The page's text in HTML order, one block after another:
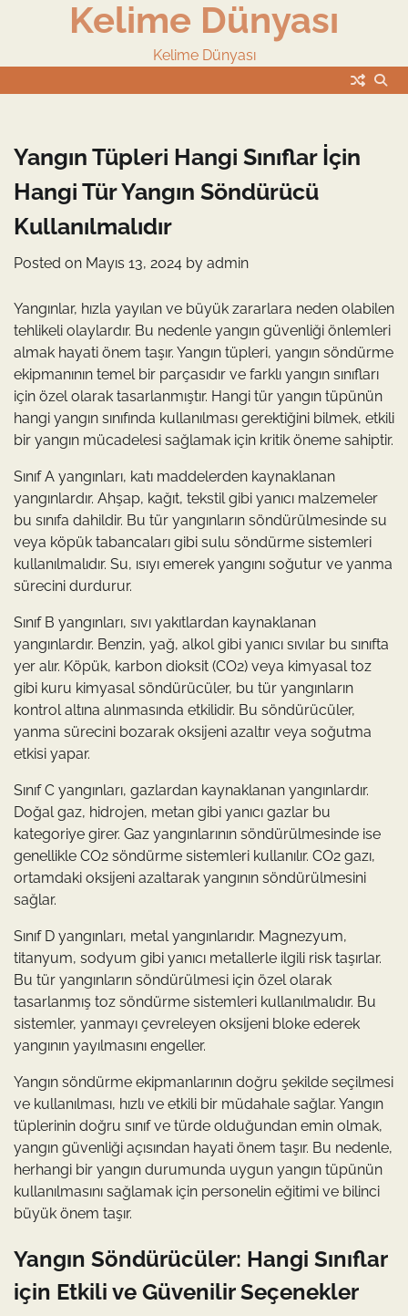
Kelime Dünyası
Kelime Dünyası
Yangın Tüpleri Hangi Sınıflar İçin
Hangi Tür Yangın Söndürücü
Kullanılmalıdır
Posted on Mayıs 13, 2024 by admin
Yangınlar, hızla yayılan ve büyük zararlara neden olabilen
tehlikeli olaylardır. Bu nedenle yangın güvenliği önlemleri
almak hayati önem taşır. Yangın tüpleri, yangın söndürme
ekipmanının temel bir parçasıdır ve farklı yangın sınıfları
için özel olarak tasarlanmıştır. Hangi tür yangın tüpünün
hangi yangın sınıfında kullanılması gerektiğini bilmek, etkili
bir yangın mücadelesi sağlamak için kritik öneme sahiptir.
Sınıf A yangınları, katı maddelerden kaynaklanan
yangınlardır. Ahşap, kağıt, tekstil gibi yanıcı malzemeler
bu sınıfa dahildir. Bu tür yangınların söndürülmesinde su
veya köpük tabancaları gibi sulu söndürme sistemleri
kullanılmalıdır. Su, ısıyı emerek yangını soğutur ve yanma
sürecini durdurur.
Sınıf B yangınları, sıvı yakıtlardan kaynaklanan
yangınlardır. Benzin, yağ, alkol gibi yanıcı sıvılar bu sınıfta
yer alır. Köpük, karbon dioksit (CO2) veya kimyasal toz
gibi kuru kimyasal söndürücüler, bu tür yangınların
kontrol altına alınmasında etkilidir. Bu söndürücüler,
yanma sürecini bozarak oksijeni azaltır veya soğutma
etkisi yapar.
Sınıf C yangınları, gazlardan kaynaklanan yangınlardır.
Doğal gaz, hidrojen, metan gibi yanıcı gazlar bu
kategoriye girer. Gaz yangınlarının söndürülmesinde ise
genellikle CO2 söndürme sistemleri kullanılır. CO2 gazı,
ortamdaki oksijeni azaltarak yangının söndürülmesini
sağlar.
Sınıf D yangınları, metal yangınlarıdır. Magnezyum,
titanyum, sodyum gibi yanıcı metallerle ilgili risk taşırlar.
Bu tür yangınların söndürülmesi için özel olarak
tasarlanmış toz söndürme sistemleri kullanılmalıdır. Bu
sistemler, yanmayı çevreleyen oksijeni bloke ederek
yangının yayılmasını engeller.
Yangın söndürme ekipmanlarının doğru şekilde seçilmesi
ve kullanılması, hızlı ve etkili bir müdahale sağlar. Yangın
tüplerinin doğru sınıf ve türde olduğundan emin olmak,
yangın güvenliği açısından hayati önem taşır. Bu nedenle,
herhangi bir yangın durumunda uygun yangın tüpünün
kullanılmasını sağlamak için personelin eğitimi ve bilinci
büyük önem taşır.
Yangın Söndürücüler: Hangi Sınıflar
için Etkili ve Güvenilir Seçenekler